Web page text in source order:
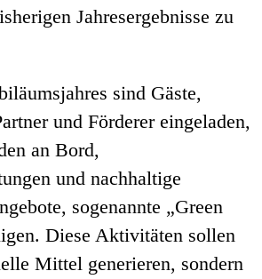
Jahresergebnisse zu
sind Gäste,
und Förderer eingeladen,
an Bord,
und nachhaltige
sogenannte „Green
Diese Aktivitäten sollen
Mittel generieren, sondern